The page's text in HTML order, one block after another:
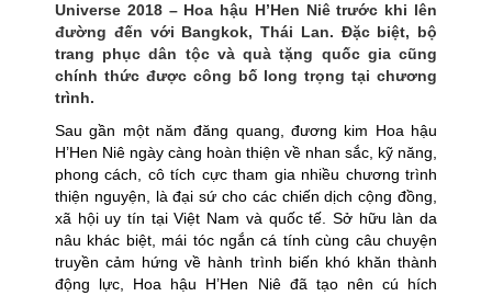
Universe 2018 – Hoa hậu H’Hen Niê trước khi lên
đường đến với Bangkok, Thái Lan. Đặc biệt, bộ
trang phục dân tộc và quà tặng quốc gia cũng
chính thức được công bố long trọng tại chương
trình.
Sau gần một năm đăng quang, đương kim Hoa hậu
H’Hen Niê ngày càng hoàn thiện về nhan sắc, kỹ năng,
phong cách, cô tích cực tham gia nhiều chương trình
thiện nguyện, là đại sứ cho các chiến dịch cộng đồng,
xã hội uy tín tại Việt Nam và quốc tế. Sở hữu làn da
nâu khác biệt, mái tóc ngắn cá tính cùng câu chuyện
truyền cảm hứng về hành trình biến khó khăn thành
động lực, Hoa hậu H’Hen Niê đã tạo nên cú hích